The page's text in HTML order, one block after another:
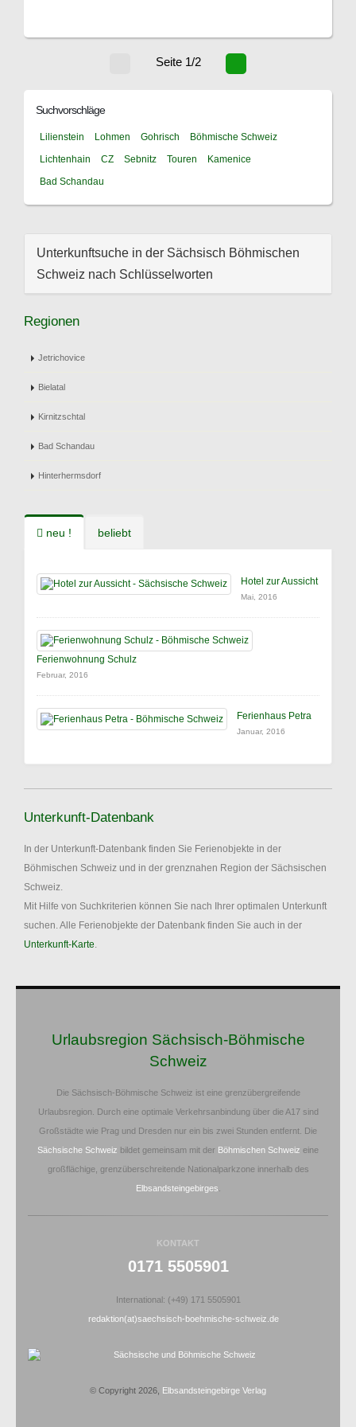
Seite 1/2
Suchvorschläge
Lilienstein Lohmen Gohrisch
Böhmische Schweiz
Lichtenhain
CZ Sebnitz Touren
Kamenice
Bad Schandau
Unterkunftsuche in der Sächsisch Böhmischen
Schweiz nach Schlüsselworten
Regionen
Jetrichovice
Bielatal
Kirnitzschtal
Bad Schandau
Hinterhermsdorf
neu ! beliebt
Hotel zur Aussicht
Mai, 2016
Ferienwohnung Schulz
Februar, 2016
Ferienhaus Petra
Januar, 2016
Unterkunft-Datenbank
In der Unterkunft-Datenbank finden Sie Ferienobjekte in der
Böhmischen Schweiz und in der grenznahen Region der Sächsischen
Schweiz.
Mit Hilfe von Suchkriterien können Sie nach Ihrer optimalen Unterkunft
suchen. Alle Ferienobjekte der Datenbank finden Sie auch in der
Unterkunft-Karte.
Urlaubsregion Sächsisch-Böhmische
Schweiz
Die Sächsisch-Böhmische Schweiz ist eine grenzübergreifende
Urlaubsregion. Durch eine optimale Verkehrsanbindung über die A17 sind
Großstädte wie Prag und Dresden nur ein bis zwei Stunden entfernt. Die
Sächsische Schweiz bildet gemeinsam mit der Böhmischen Schweiz eine
großflächige, grenzüberschreitende Nationalparkzone innerhalb des
Elbsandsteingebirges
KONTAKT
0171 5505901
International: (+49) 171 5505901
redaktion(at)saechsisch-boehmische-schweiz.de
© Copyright 2026, Elbsandsteingebirge Verlag